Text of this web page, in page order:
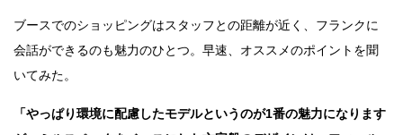
ブースでのショッピングはスタッフとの距離が近く、フランクに
会話ができるのも魅力のひとつ。早速、オススメのポイントを聞
いてみた。
「やっぱり環境に配慮したモデルというのが1番の魅力になります